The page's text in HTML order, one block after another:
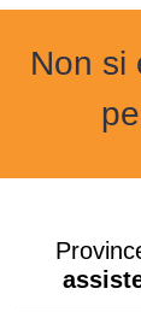
Non si